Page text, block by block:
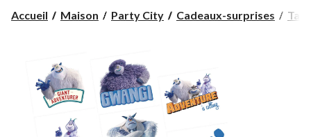
Accueil Maison Party City Cadeaux-surprises